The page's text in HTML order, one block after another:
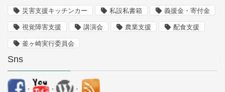
災害支援キッチンカー 私設私書箱 義援金・寄付金
視覚障害支援 講演会 農業支援 配食支援
釜ヶ崎実行委員会
Sns
. . .